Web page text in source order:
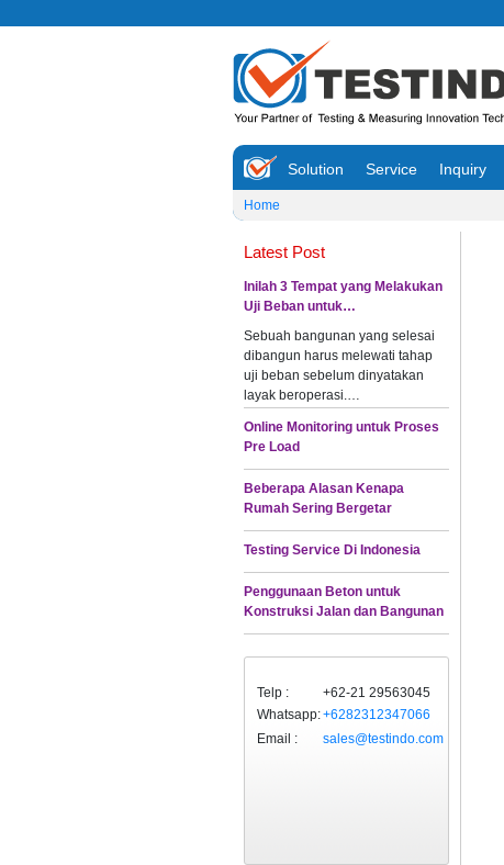
Solution Service Inquiry
Home
Latest Post
Inilah 3 Tempat yang Melakukan
Uji Beban untuk…
Sebuah bangunan yang selesai
dibangun harus melewati tahap
uji beban sebelum dinyatakan
layak beroperasi.…
Online Monitoring untuk Proses
Pre Load
Beberapa Alasan Kenapa
Rumah Sering Bergetar
Testing Service Di Indonesia
Penggunaan Beton untuk
Konstruksi Jalan dan Bangunan
Telp :
+62-21 29563045
Whatsapp:+6282312347066
Email :
sales@testindo.com